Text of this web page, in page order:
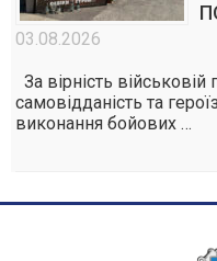
03.08.2026
За вірність
самовідданість та
виконання бойових …